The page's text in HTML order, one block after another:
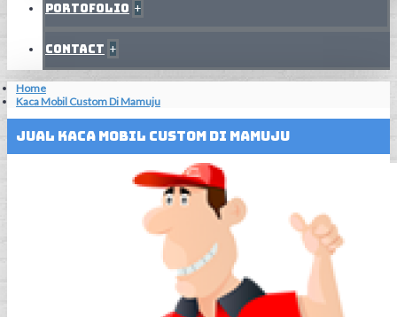
Portofolio +
Contact +
Home
Kaca Mobil Custom Di Mamuju
Jual Kaca Mobil Custom Di Mamuju